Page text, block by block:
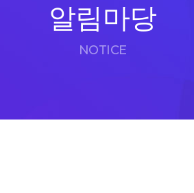
알림마당
NOTICE